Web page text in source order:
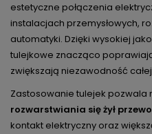
estetyczne połączenia
instalacjach przemysłowych,
automatyki. Dzięki wysokiej
tulejkowe znacząco
zwiększają niezawodność
Zastosowanie tulejek pozwala
rozwarstwiania się żył
kontakt elektryczny oraz